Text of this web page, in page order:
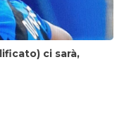
ci sarà,